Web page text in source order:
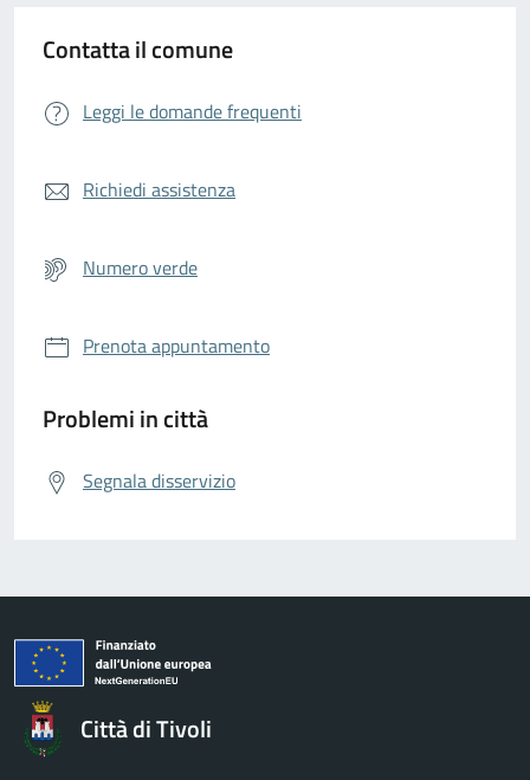
Contatta il comune
Leggi le domande frequenti
Richiedi assistenza
Numero verde
Prenota appuntamento
Problemi in città
Segnala disservizio
Città di Tivoli